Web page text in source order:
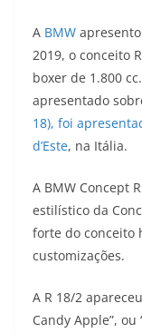
a
t
s
A
p
p
l
e
g
r
a
m
A BMW
2019, o conceito
boxer de 1.800
apresentado
18), foi
d’Este, na Itália.
A BMW Concept
estilístico da
forte do conceito
customizações.
A R 18/2
Candy Apple”,